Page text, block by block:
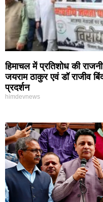
हिमाचल में प्रतिशोध की
जयराम ठाकुर एवं डॉ राजीव
प्रदर्शन
himdevnews